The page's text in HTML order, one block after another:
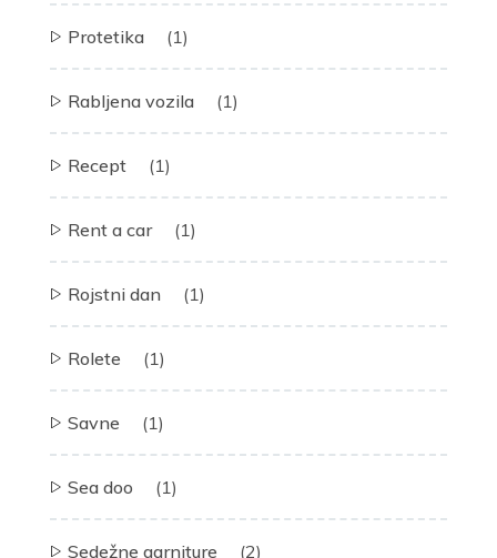
Protetika (1)
Rabljena vozila (1)
Recept (1)
Rent a car (1)
Rojstni dan (1)
Rolete (1)
Savne (1)
Sea doo (1)
Sedežne garniture (2)